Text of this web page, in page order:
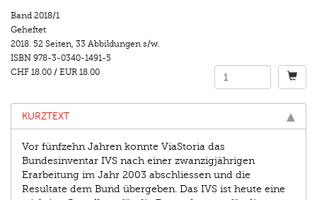
Band 2018/1
Geheftet
2018. 52 Seiten, 33 Abbildungen s/w.
ISBN 978-3-0340-1491-5
CHF 18.00 / EUR 18.00
KURZTEXT
Vor fünfzehn Jahren konnte ViaStoria das
Bundesinventar IVS nach einer zwanzigjährigen
Erarbeitung im Jahr 2003 abschliessen und die
Resultate dem Bund übergeben. Das IVS ist heute eine